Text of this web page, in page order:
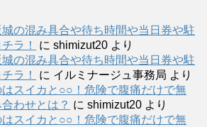
の混み具合や待ち時間や当日券や駐
ラ！
に shimizut20 より
の混み具合や待ち時間や当日券や駐
ラ！
に イルミナージュ事務局 より
スイカと○○！危険で腹痛だけで無
わせとは？ に shimizut20 より
スイカと○○！危険で腹痛だけで無